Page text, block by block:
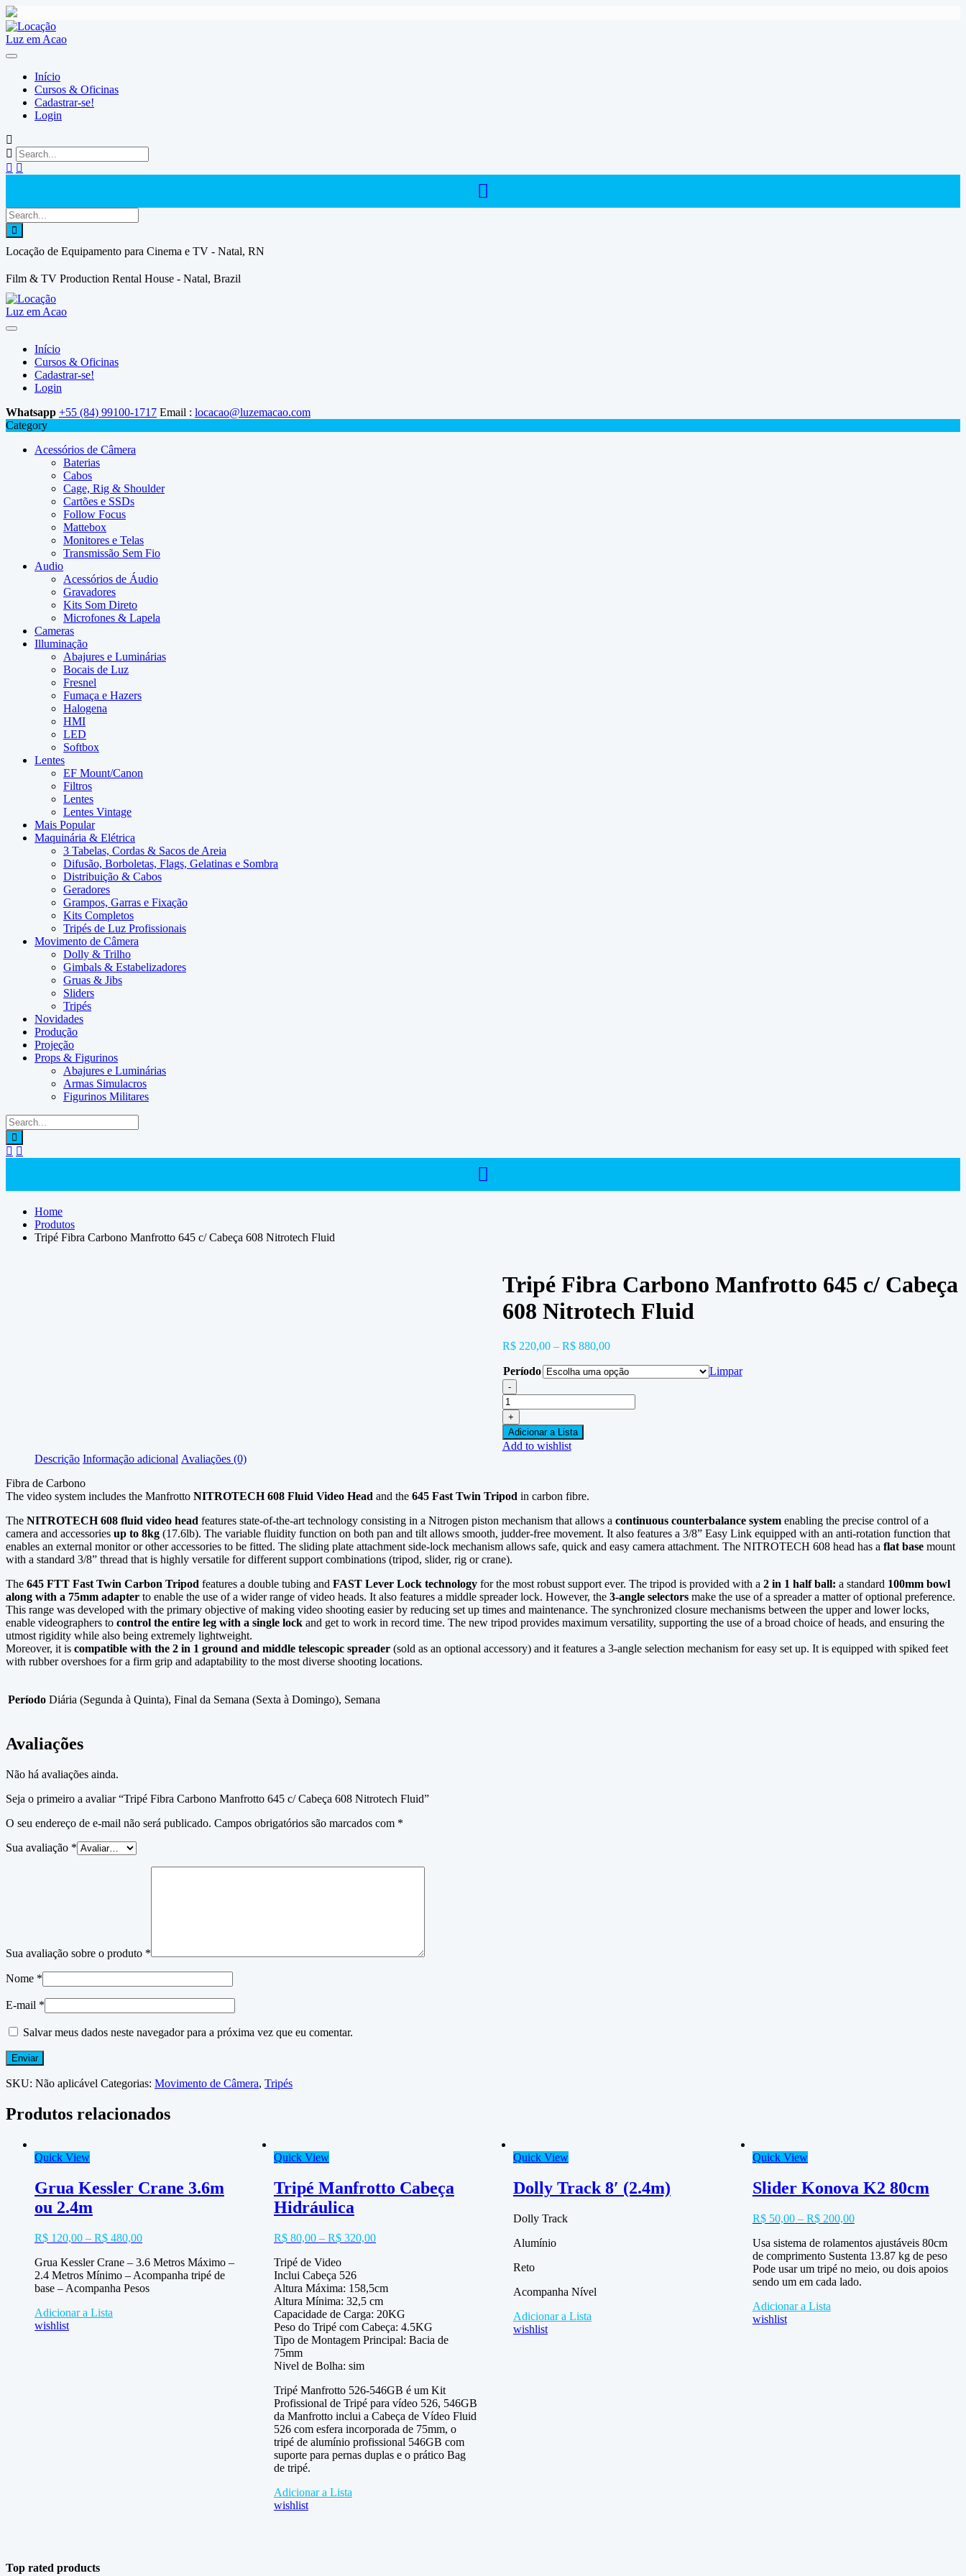
Skip
to
content
Início
Cursos & Oficinas
Cadastrar-se!
Login
Locação de Equipamento para Cinema e TV - Natal, RN
Film & TV Production Rental House - Natal, Brazil
Início
Cursos & Oficinas
Cadastrar-se!
Login
Whatsapp +55 (84) 99100-1717 Email : locacao@luzemacao.com
Category
Acessórios de Câmera
Baterias
Cabos
Cage, Rig & Shoulder
Cartões e SSDs
Follow Focus
Mattebox
Monitores e Telas
Transmissão Sem Fio
Audio
Acessórios de Áudio
Gravadores
Kits Som Direto
Microfones & Lapela
Cameras
Illuminação
Abajures e Luminárias
Bocais de Luz
Fresnel
Fumaça e Hazers
Halogena
HMI
LED
Softbox
Lentes
EF Mount/Canon
Filtros
Lentes
Lentes Vintage
Mais Popular
Maquinária & Elétrica
3 Tabelas, Cordas & Sacos de Areia
Difusão, Borboletas, Flags, Gelatinas e Sombra
Distribuição & Cabos
Geradores
Grampos, Garras e Fixação
Kits Completos
Tripés de Luz Profissionais
Movimento de Câmera
Dolly & Trilho
Gimbals & Estabelizadores
Gruas & Jibs
Sliders
Tripés
Novidades
Produção
Projeção
Props & Figurinos
Abajures e Luminárias
Armas Simulacros
Figurinos Militares
Home
Produtos
Tripé Fibra Carbono Manfrotto 645 c/ Cabeça 608 Nitrotech Fluid
Tripé Fibra Carbono Manfrotto 645 c/ Cabeça
608 Nitrotech Fluid
R$220,00– R$880,00
Período Limpar
-
Tripé
Fibra
Carbono
Manfrotto
645
608
Nitrotech
Fluid
quantidade
+
Adicionar a Lista
Add to wishlist
Descrição Informação adicional Avaliações (0)
Fibra de Carbono
The video system includes the Manfrotto NITROTECH 608 Fluid Video Head and the 645 Fast Twin Tripod in carbon fibre.
The NITROTECH 608 fluid video head features state-of-the-art technology consisting in a Nitrogen piston mechanism that allows a continuous counterbalance system enabling the precise control of a
camera and accessories up to 8kg (17.6lb). The variable fluidity function on both pan and tilt allows smooth, judder-free movement. It also features a 3/8” Easy Link equipped with an anti-rotation function that
enables an external monitor or other accessories to be fitted. The sliding plate attachment side-lock mechanism allows safe, quick and easy camera attachment. The NITROTECH 608 head has a flat base mount
with a standard 3/8” thread that is highly versatile for different support combinations (tripod, slider, rig or crane).
The 645 FTT Fast Twin Carbon Tripod features a double tubing and FAST Lever Lock technology for the most robust support ever. The tripod is provided with a 2 in 1 half ball: a standard 100mm bowl
along with a 75mm adapter to enable the use of a wider range of video heads. It also features a middle spreader lock. However, the 3-angle selectors make the use of a spreader a matter of optional preference.
This range was developed with the primary objective of making video shooting easier by reducing set up times and maintenance. The synchronized closure mechanisms between the upper and lower locks,
enable videographers to control the entire leg with a single lock and get to work in record time. The new tripod provides maximum versatility, supporting the use of a broad choice of heads, and ensuring the
utmost rigidity while also being extremely lightweight.
Moreover, it is compatible with the 2 in 1 ground and middle telescopic spreader (sold as an optional accessory) and it features a 3-angle selection mechanism for easy set up. It is equipped with spiked feet
with rubber overshoes for a firm grip and adaptability to the most diverse shooting locations.
Período Diária (Segunda à Quinta), Final da Semana (Sexta à Domingo), Semana
Avaliações
Não há avaliações ainda.
Seja o primeiro a avaliar “Tripé Fibra Carbono Manfrotto 645 c/ Cabeça 608 Nitrotech Fluid”
O seu endereço de e-mail não será publicado. Campos obrigatórios são marcados com *
Sua avaliação *
Sua avaliação sobre o produto *
Nome *
E-mail *
Salvar meus dados neste navegador para a próxima vez que eu comentar.
SKU: Não aplicável Categorias: Movimento de Câmera, Tripés
Produtos relacionados
Quick View
Grua Kessler Crane 3.6m
ou 2.4m
R$ 120,00 – R$ 480,00
Grua Kessler Crane – 3.6 Metros Máximo –
2.4 Metros Mínimo – Acompanha tripé de
base – Acompanha Pesos
Adicionar a Lista
wishlist
Quick View
Tripé Manfrotto Cabeça
Hidráulica
R$80,00– R$320,00
Tripé de Video
Inclui Cabeça 526
Altura Máxima: 158,5cm
Altura Mínima: 32,5 cm
Capacidade de Carga: 20KG
Peso do Tripé com Cabeça: 4.5KG
Tipo de Montagem Principal: Bacia de
75mm
Nivel de Bolha: sim
Tripé Manfrotto 526-546GB é um Kit
Profissional de Tripé para vídeo 526, 546GB
da Manfrotto inclui a Cabeça de Vídeo Fluid
526 com esfera incorporada de 75mm, o
tripé de alumínio profissional 546GB com
suporte para pernas duplas e o prático Bag
de tripé.
Adicionar a Lista
wishlist
Quick View
Dolly Track 8′ (2.4m)
Dolly Track
Alumínio
Reto
Acompanha Nível
Adicionar a Lista
wishlist
Quick View
Slider Konova K2 80cm
R$50,00– R$200,00
Usa sistema de rolamentos ajustáveis 80cm
de comprimento Sustenta 13.87 kg de peso
Pode usar um tripé no meio, ou dois apoios
sendo um em cada lado.
Adicionar a Lista
wishlist
Top rated products